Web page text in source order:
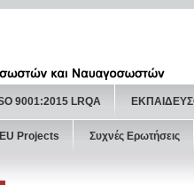
9001:2015 LRQA
ΕU Projects Συχνές Ερωτήσεις